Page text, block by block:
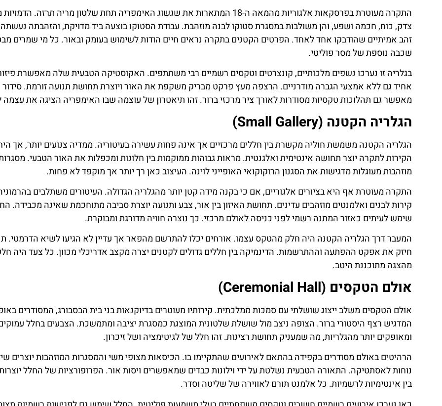
התקרה מעוטרת בפרסקאות אלגוריות מהמאה ה-18 המתארות את שגשוג האימפריה תחת שלטון מריה תרזה.
צדק, כוח, חכמה ושפע, והן משולבות במסגרת סטוקו לבנה מוזהבת. עבודת הסטוקו בוצעה ביד מדויקת, והזהבתה
זהב אמיתיים שהודבקו אחד לאחד. הפרטים הקטנים בתקרה נראים חיים הודות לשימוש בעומק ובאור. כל מי שמרים
שכבה נוספת של מסר פוליטי.
בגלריה זו נערכו נשפים מלכותיים, קונצרטים וטקסים רשמיים רבי משתתפים. האקוסטיקה הטבעית שלה מאפשרת
אחיד גם ללא אמצעי הגברה מודרניים. הרצפה מעץ פרקט מבריק משקפת את האור ויוצרת תחושת תנועה זורמת.
מאפשר גם תהלוכות טקסיות מסודרות לאורך ציר מרכזי ברור. זהו תיאטרון של עוצמה שבו האימפריה הציגה את עצמה
הגלריה הקטנה (Small Gallery)
הגלריה הקטנה משמשת חוליה מקשרת בין חללים מרכזיים אך אינה פחות עשירה בעיטוריה. ממדיה צנועים יותר, אך
הקירות לתקרה יוצר תחושה אינטימית ואלגנטית. מראות גבוהות ממוקמות בין חלונות ומכפלות את האור הטבעי.
מוזהבות מעוגלות מדגישות את הסגנון הרוקוקואי האופייני לוינה. העיצוב כאן רך יותר אך מוקפד לא פחות.
התקרה מעוטרת אף היא בציורים אלגוריים, אם כי בקנה מידה קטן יותר מהגלריה הגדולה. העיטורים משתלבים
קירות לבנים ואלמנטים מוזהבים עדינים. תחושת האיזון בין אור, צבע ותנועה יוצרת סביבה מתוחכמת שאינה מכבידה.
שימש לעיתים כאזור המתנה רשמי לפני כניסה לאולם מרכזי. כך נוצרה חוויה מדורגת ומבוקרת.
המעבר דרך הגלריה הקטנה היה חלק מהטקס עצמו. אורחים יכלו להתרשם מהפאר אך עדיין לא הגיעו לשיא הדרמטי.
חיזק את אפקט ההפתעה וההתרשמות. הדינמיקה בין חללים גדולים לקטנים יצרה מקצב אדריכלי מכוון. כל צעד היה
מהצגה מתוכננת היטב.
אולם הטקסים (Ceremonial Hall)
אולם הטקסים משלב ייצוג שושלתי עם סמכות ממלכתית. קירותיו מעוטרים בדיוקנאות בני בית הבסבורג, המסודרים
המדגיש רצף היסטורי ברור. הצופה ניצב מול שושלת שלטונית המוצגת כמסגרת יציבה ומתמשכת. הצבעים בחלל
ומאופקים יותר מהגלריות, מה שמעניק תחושת רצינות. זהו חלל של לגיטימציה ושל זיכרון.
הרהיטים באולם מסודרים בקפידה בהתאם לאירועים שהתקיימו בו. הכיסאות מצופי משי והמסגרות המוזהבות יוצרים
נוחות לאסתטיקה. התאורה הטבעית נשלטת על ידי וילונות כבדים שמאפשרים ויסות אור. הפרופורציות של החלל יוצרות
בין אינטימיות לרשמיות. כל אלמנט תורם לאווירה של שליטה וסדר.